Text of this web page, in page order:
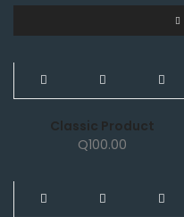
NEW
Classic Product
Q100.00
NEW